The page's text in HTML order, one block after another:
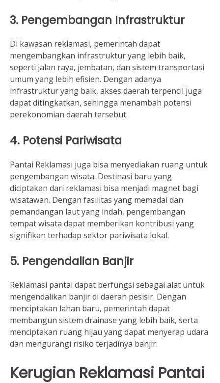
3. Pengembangan Infrastruktur
Di kawasan reklamasi, pemerintah dapat
mengembangkan infrastruktur yang lebih baik,
seperti jalan raya, jembatan, dan sistem transportasi
umum yang lebih efisien. Dengan adanya
infrastruktur yang baik, akses daerah terpencil juga
dapat ditingkatkan, sehingga menambah potensi
perekonomian daerah tersebut.
4. Potensi Pariwisata
Pantai Reklamasi juga bisa menyediakan ruang untuk
pengembangan wisata. Destinasi baru yang
diciptakan dari reklamasi bisa menjadi magnet bagi
wisatawan. Dengan fasilitas yang memadai dan
pemandangan laut yang indah, pengembangan
tempat wisata dapat memberikan kontribusi yang
signifikan terhadap sektor pariwisata lokal.
5. Pengendalian Banjir
Reklamasi pantai dapat berfungsi sebagai alat untuk
mengendalikan banjir di daerah pesisir. Dengan
menciptakan lahan baru, pemerintah dapat
membangun sistem drainase yang lebih baik, serta
menciptakan ruang hijau yang dapat menyerap udara
dan mengurangi risiko terjadinya banjir.
Kerugian Reklamasi Pantai